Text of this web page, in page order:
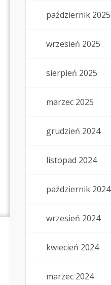
październik 2025
wrzesień 2025
sierpień 2025
marzec 2025
grudzień 2024
listopad 2024
październik 2024
wrzesień 2024
kwiecień 2024
marzec 2024